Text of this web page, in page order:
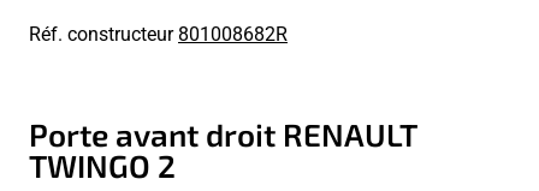
Réf. constructeur801008682R
Porte avant droit RENAULT
TWINGO 2